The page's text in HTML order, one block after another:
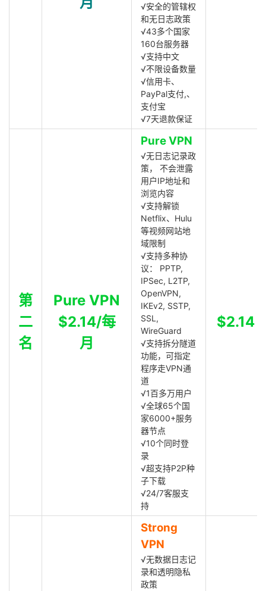
√安全的管辖权
和无日志政策
√43多个国家
160台服务器
√支持中文
√不限设备数量
√信用卡、
PayPal支付,、
支付宝
√7天退款保证
第
二
名
Pure VPN
$2.14/每
月
Pure VPN
√无日志记录政
策， 不会泄露
用户IP地址和
浏览内容
√支持解锁
Netflix、Hulu
等视频网站地
域限制
√支持多种协
议： PPTP,
IPSec, L2TP,
OpenVPN,
IKEv2, SSTP,
SSL,
WireGuard
√支持拆分隧道
功能，可指定
程序走VPN通
道
√1百多万用户
√全球65个国
家6000+服务
器节点
√10个同时登
录
√超支持P2P种
子下载
√24/7客服支
持
$2.14
Strong
VPN
√无数据日志记
录和透明隐私
政策